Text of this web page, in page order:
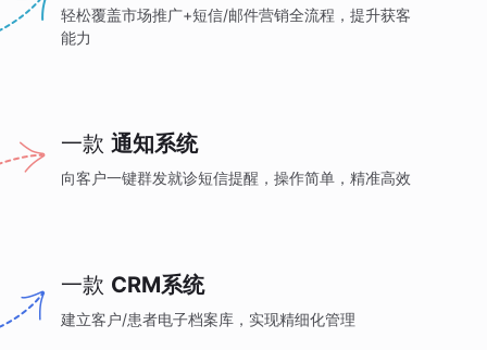
轻松覆盖市场推广+短信/邮件营销全流程，提升获客
能力
一款 通知系统
向客户一键群发就诊短信提醒，操作简单，精准高效
一款 CRM系统
建立客户/患者电子档案库，实现精细化管理